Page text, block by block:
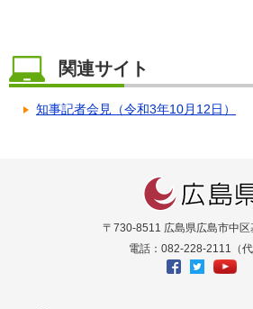
関連サイト
知事記者会見（令和3年10月12日）
〒730-8511 広島県広島市中区
電話：082-228-2111（代